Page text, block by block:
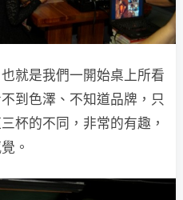
就是我們一開始桌上所看
到色澤、不知道品牌，只
杯的不同，非常的有趣，
。